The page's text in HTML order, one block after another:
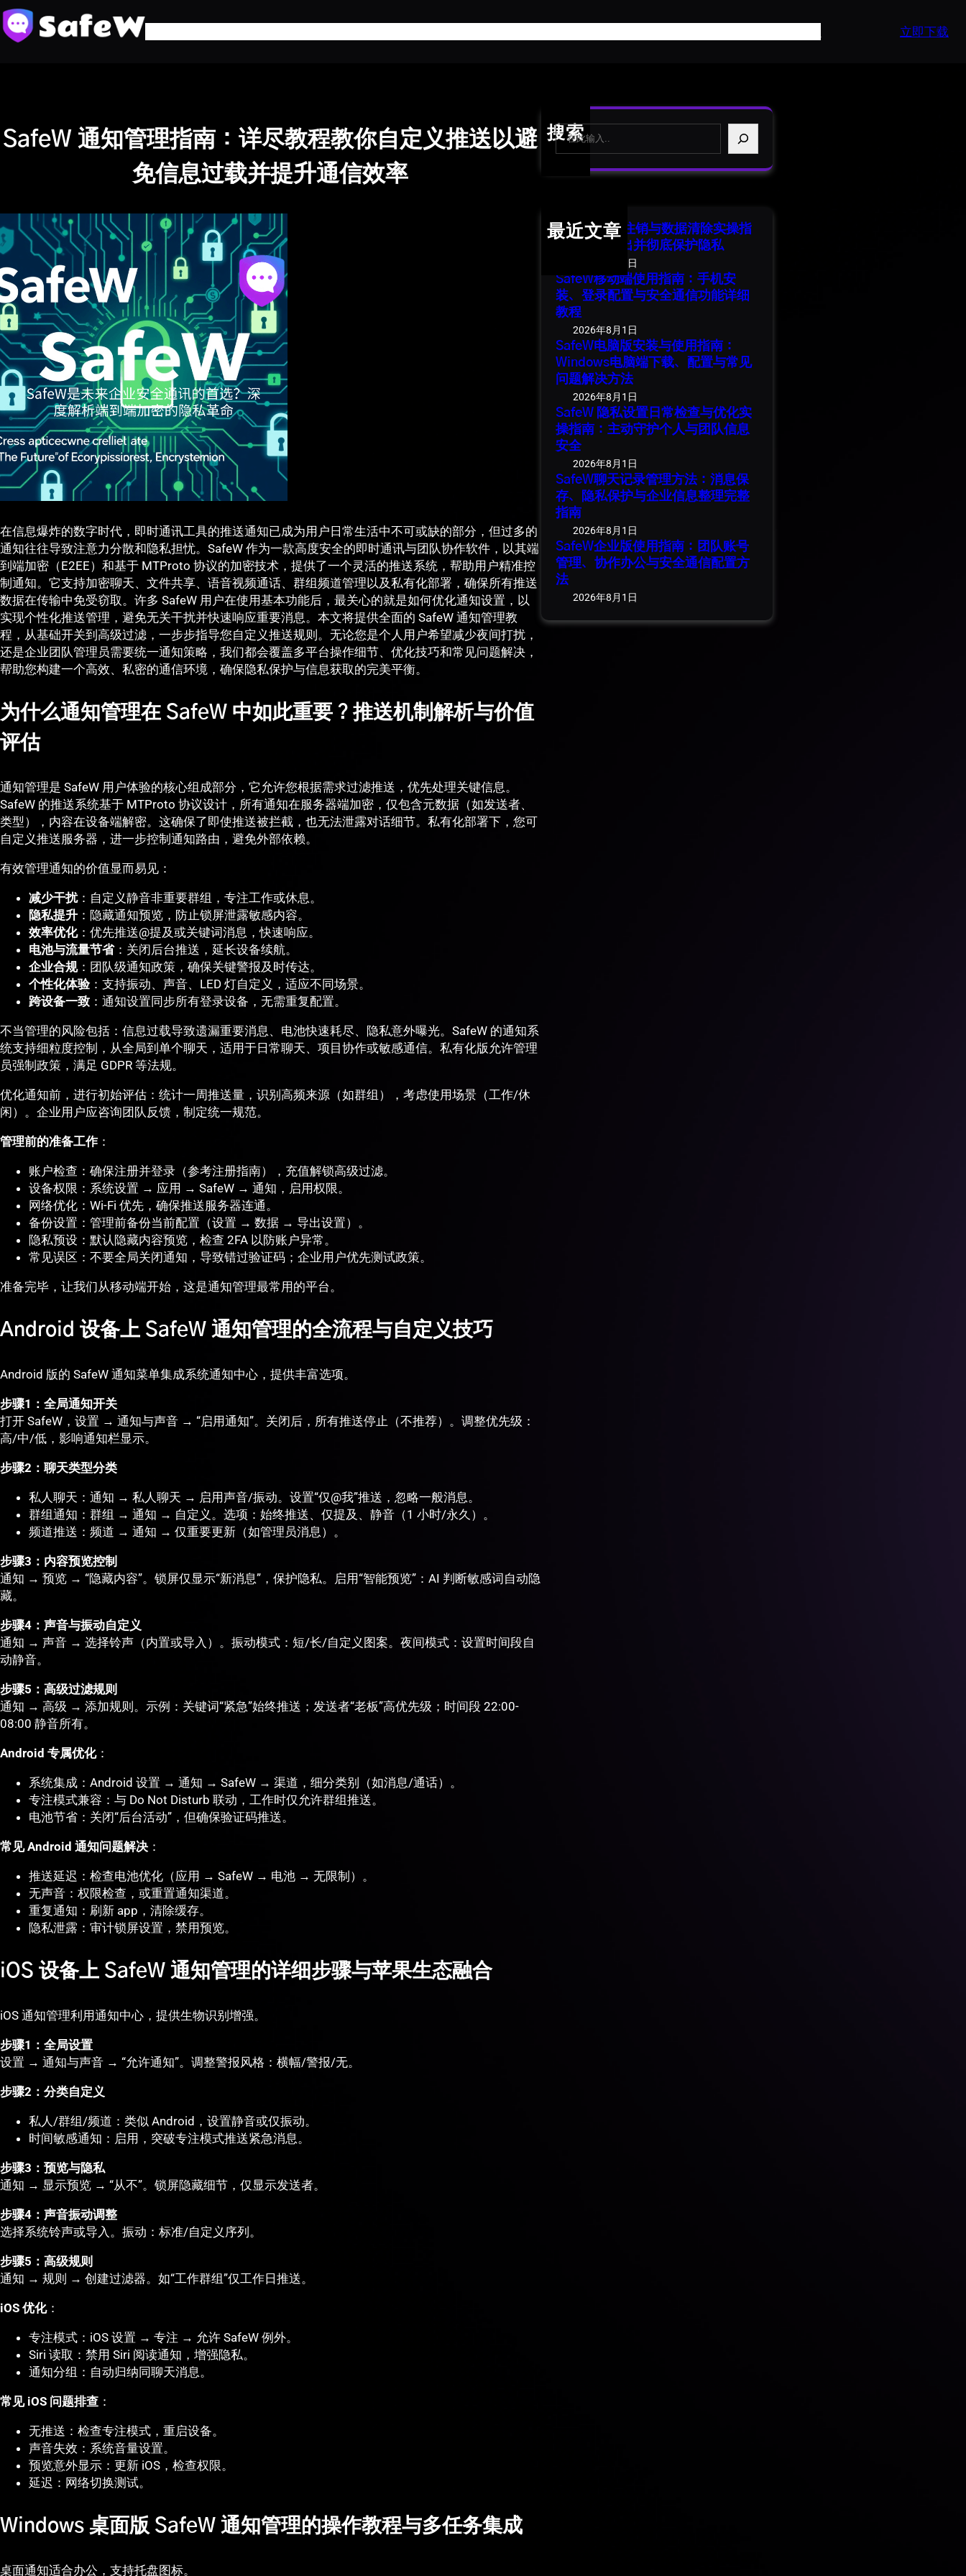
跳
至
内
立即下载
SafeW 通知管理指南：详尽教程教你自定义推送以避
免信息过载并提升通信效率
在信息爆炸的数字时代，即时通讯工具的推送通知已成为用户日常生活中不可或缺的部分，但过多的
通知往往导致注意力分散和隐私担忧。SafeW 作为一款高度安全的即时通讯与团队协作软件，以其端
到端加密（E2EE）和基于 MTProto 协议的加密技术，提供了一个灵活的推送系统，帮助用户精准控
制通知。它支持加密聊天、文件共享、语音视频通话、群组频道管理以及私有化部署，确保所有推送
数据在传输中免受窃取。许多 SafeW 用户在使用基本功能后，最关心的就是如何优化通知设置，以
实现个性化推送管理，避免无关干扰并快速响应重要消息。本文将提供全面的 SafeW 通知管理教
程，从基础开关到高级过滤，一步步指导您自定义推送规则。无论您是个人用户希望减少夜间打扰，
还是企业团队管理员需要统一通知策略，我们都会覆盖多平台操作细节、优化技巧和常见问题解决，
帮助您构建一个高效、私密的通信环境，确保隐私保护与信息获取的完美平衡。
为什么通知管理在 SafeW 中如此重要？推送机制解析与价值
评估
通知管理是 SafeW 用户体验的核心组成部分，它允许您根据需求过滤推送，优先处理关键信息。
SafeW 的推送系统基于 MTProto 协议设计，所有通知在服务器端加密，仅包含元数据（如发送者、
类型），内容在设备端解密。这确保了即使推送被拦截，也无法泄露对话细节。私有化部署下，您可
自定义推送服务器，进一步控制通知路由，避免外部依赖。
有效管理通知的价值显而易见：
减少干扰：自定义静音非重要群组，专注工作或休息。
隐私提升 ：隐藏通知预览，防止锁屏泄露敏感内容。
效率优化：优先推送@提及或关键词消息，快速响应。
电池与流量节省：关闭后台推送，延长设备续航。
企业合规：团队级通知政策，确保关键警报及时传达。
个性化体验：支持振动、声音、LED 灯自定义，适应不同场景。
跨设备一致 ：通知设置同步所有登录设备，无需重复配置。
不当管理的风险包括：信息过载导致遗漏重要消息、电池快速耗尽、隐私意外曝光。SafeW 的通知系
统支持细粒度控制，从全局到单个聊天，适用于日常聊天、项目协作或敏感通信。私有化版允许管理
员强制政策，满足 GDPR 等法规。
优化通知前，进行初始评估：统计一周推送量，识别高频来源（如群组），考虑使用场景（工作/休
闲）。企业用户应咨询团队反馈，制定统一规范。
管理前的准备工作：
账户检查：确保注册并登录（参考注册指南），充值解锁高级过滤。
设备权限：系统设置 → 应用 → SafeW → 通知，启用权限。
网络优化：Wi-Fi 优先，确保推送服务器连通。
备份设置：管理前备份当前配置（设置 → 数据 → 导出设置）。
隐私预设：默认隐藏内容预览，检查 2FA 以防账户异常。
常见误区：不要全局关闭通知，导致错过验证码；企业用户优先测试政策。
准备完毕，让我们从移动端开始，这是通知管理最常用的平台。
Android 设备上 SafeW 通知管理的全流程与自定义技巧
Android 版的 SafeW 通知菜单集成系统通知中心，提供丰富选项。
步骤1：全局通知开关
打开 SafeW，设置 → 通知与声音 → “启用通知”。关闭后，所有推送停止（不推荐）。调整优先级：
高/中/低，影响通知栏显示。
步骤2：聊天类型分类
私人聊天：通知 → 私人聊天 → 启用声音/振动。设置“仅@我”推送，忽略一般消息。
群组通知：群组 → 通知 → 自定义。选项：始终推送、仅提及、静音（1 小时/永久）。
频道推送：频道 → 通知 → 仅重要更新（如管理员消息）。
步骤3：内容预览控制
通知 → 预览 → “隐藏内容”。锁屏仅显示“新消息”，保护隐私。启用“智能预览”：AI 判断敏感词自动隐
藏。
步骤4：声音与振动自定义
通知 → 声音 → 选择铃声（内置或导入）。振动模式：短/长/自定义图案。夜间模式：设置时间段自
动静音。
步骤5：高级过滤规则
通知 → 高级 → 添加规则。示例：关键词“紧急”始终推送；发送者“老板”高优先级；时间段 22:00-
08:00 静音所有。
Android 专属优化：
系统集成：Android 设置 → 通知 → SafeW → 渠道，细分类别（如消息/通话）。
专注模式兼容：与 Do Not Disturb 联动，工作时仅允许群组推送。
电池节省：关闭“后台活动”，但确保验证码推送。
常见 Android 通知问题解决 ：
推送延迟：检查电池优化（应用 → SafeW → 电池 → 无限制）。
无声音：权限检查，或重置通知渠道。
重复通知：刷新 app，清除缓存。
隐私泄露：审计锁屏设置，禁用预览。
iOS 设备上 SafeW 通知管理的详细步骤与苹果生态融合
iOS 通知管理利用通知中心，提供生物识别增强。
步骤1：全局设置
设置 → 通知与声音 → “允许通知”。调整警报风格：横幅/警报/无。
步骤2：分类自定义
私人/群组/频道：类似 Android，设置静音或仅振动。
时间敏感通知：启用，突破专注模式推送紧急消息。
步骤3：预览与隐私
通知 → 显示预览 → “从不”。锁屏隐藏细节，仅显示发送者。
步骤4：声音振动调整
选择系统铃声或导入。振动：标准/自定义序列。
步骤5：高级规则
通知 → 规则 → 创建过滤器。如“工作群组”仅工作日推送。
iOS 优化：
专注模式：iOS 设置 → 专注 → 允许 SafeW 例外。
Siri 读取：禁用 Siri 阅读通知，增强隐私。
通知分组：自动归纳同聊天消息。
常见 iOS 问题排查 ：
无推送：检查专注模式，重启设备。
声音失效：系统音量设置。
预览意外显示：更新 iOS，检查权限。
延迟：网络切换测试。
Windows 桌面版 SafeW 通知管理的操作教程与多任务集成
桌面通知适合办公，支持托盘图标。
搜索
S
最近文章
SafeW 账号注销与数据清除实操指
南：安全退出并彻底保护隐私
2026年8月1日
SafeW移动端使用指南：手机安
装、登录配置与安全通信功能详细
教程
2026年8月1日
SafeW电脑版安装与使用指南：
Windows电脑端下载、配置与常见
问题解决方法
2026年8月1日
SafeW 隐私设置日常检查与优化实
操指南：主动守护个人与团队信息
安全
2026年8月1日
SafeW聊天记录管理方法：消息保
存、隐私保护与企业信息整理完整
指南
2026年8月1日
SafeW企业版使用指南：团队账号
管理、协作办公与安全通信配置方
法
2026年8月1日